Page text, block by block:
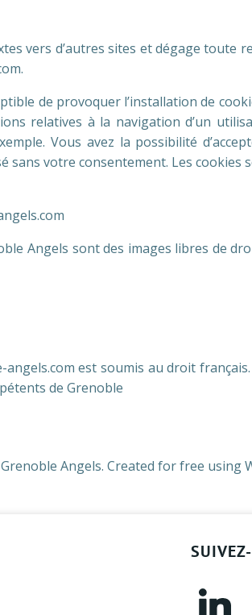
vers d’autres sites et dégage toute
de provoquer l’installation de
relatives à la navigation d’un
Vous avez la possibilité
votre consentement. Les cookies
Angels sont des images libres de
est soumis au droit
de Grenoble
Angels. Created for free using